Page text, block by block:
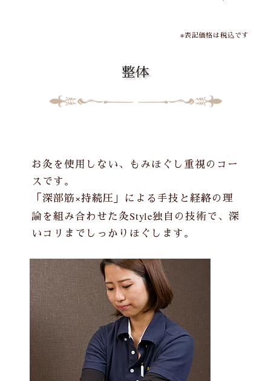
※表記価格は税込です
整体
お灸 を使用しない、もみほぐし重視のコー
スです。
「深部筋×持続圧」による手技と経絡の理
論を組み合わせた灸Style独自の技術で、深
いコリまでしっかりほぐします。